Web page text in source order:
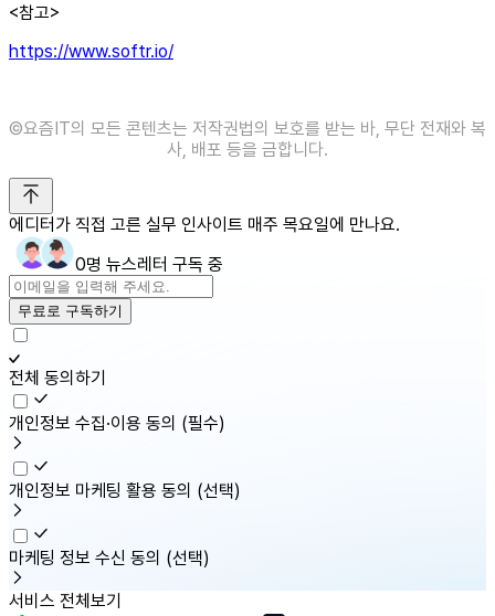
<참고>
https://www.softr.io/
©️요즘IT의 모든 콘텐츠는 저작권법의 보호를 받는 바, 무단 전재와 복
사, 배포 등을 금합니다.
에디터가 직접 고른 실무 인사이트 매주 목요일에 만나요.
0명 뉴스레터 구독 중
무료로 구독하기
전체 동의하기
개인정보 수집·이용 동의 (필수)
개인정보 마케팅 활용 동의 (선택)
마케팅 정보 수신 동의 (선택)
서비스 전체보기